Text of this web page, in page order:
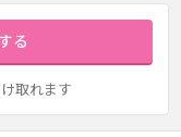
る
取れます